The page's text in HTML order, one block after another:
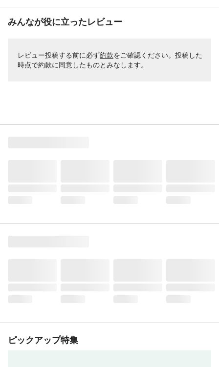
みんなが役に立ったレビュー
レビュー投稿する前に必ず約款をご確認ください。投稿した
時点で約款に同意したものとみなします。
ピックアップ特集